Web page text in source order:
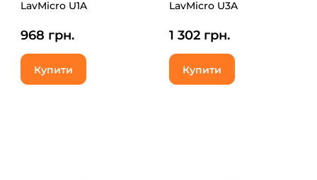
LavMicro U1A
968 грн.
Купити
LavMicro U3A
1 302 грн.
Купити